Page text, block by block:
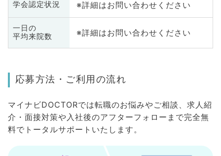
学会認定状況 ※詳細はお問い合わせください
一日の
平均来院数
※詳細はお問い合わせください
応募方法・ご利用の流れ
マイナビDOCTORでは転職のお悩みやご相談、求人紹
介・面接対策や入社後のアフターフォローまで完全無
料でトータルサポートいたします。